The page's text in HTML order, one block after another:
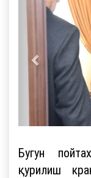
Бугун
қурилиш